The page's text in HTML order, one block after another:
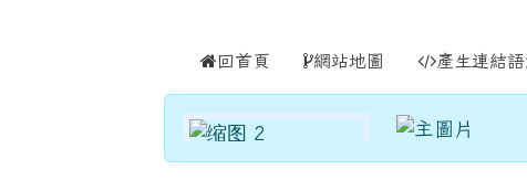
台南市政府教育局校園藝
導覽列
回首頁 網站地圖 產生連結
主內容區域
頁尾區域